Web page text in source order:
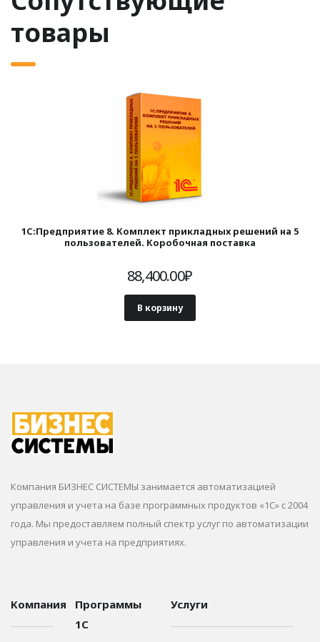
товары
1С:Предприятие 8. Комплект прикладных решений на 5
пользователей. Коробочная поставка
88,400.00₽
В корзину
Компания БИЗНЕС СИСТЕМЫ занимается автоматизацией
управления и учета на базе программных продуктов «1С» с 2004
года. Мы предоставляем полный спектр услуг по автоматизации
управления и учета на предприятиях.
Компания
Программы
1С
Услуги